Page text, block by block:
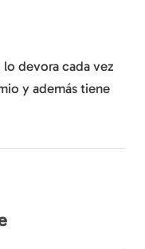
devora cada vez
y además tiene